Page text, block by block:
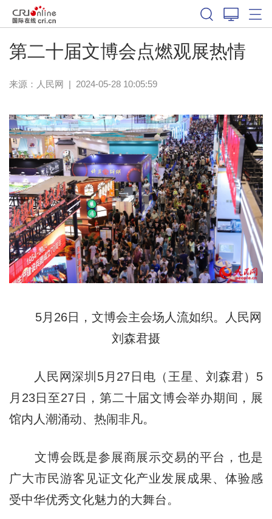
第二十届文博会点燃观展热情
来源： 人民网 | 2024-05-28 10:05:59
5月26日，文博会主会场人流如织。人民网
刘森君摄
人民网深圳5月27日电（王星、刘森君）5
月23日至27日，第二十届文博会举办期间，展
馆内人潮涌动、热闹非凡。
文博会既是参展商展示交易的平台，也是
广大市民游客见证文化产业发展成果、体验感
受中华优秀文化魅力的大舞台。